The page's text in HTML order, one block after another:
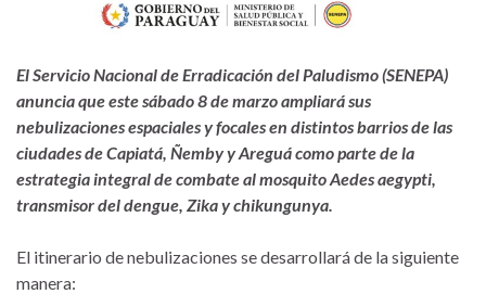
El Servicio Nacional de Erradicación del Paludismo (SENEPA)
anuncia que este sábado 8 de marzo ampliará sus
nebulizaciones espaciales y focales en distintos barrios de las
ciudades de Capiatá, Ñemby y Areguá como parte de la
estrategia integral de combate al mosquito Aedes aegypti,
transmisor del dengue, Zika y chikungunya.
El itinerario de nebulizaciones se desarrollará de la siguiente
manera: